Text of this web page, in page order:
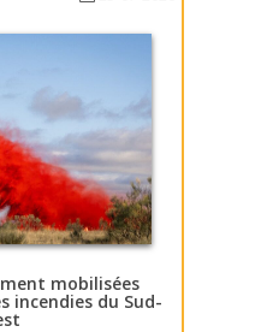
mobilisées
incendies du Sud-